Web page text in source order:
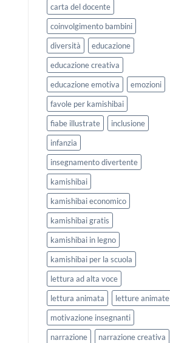
carta del docente
coinvolgimento bambini
diversità
educazione
educazione creativa
educazione emotiva
emozioni
favole per kamishibai
fiabe illustrate
inclusione
infanzia
insegnamento divertente
kamishibai
kamishibai economico
kamishibai gratis
kamishibai in legno
kamishibai per la scuola
lettura ad alta voce
lettura animata
letture animate
motivazione insegnanti
narrazione
narrazione creativa